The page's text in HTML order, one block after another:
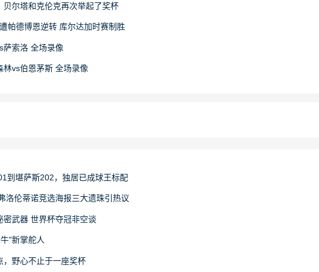
尔塔和克伦克再次举起了奖杯
帕德博恩逆转 库尔达加时赛制胜
萨索洛 全场录像
vs伯恩茅斯 全场录像
到堪萨斯202，独居已成球王标配
洛伦蒂诺竞选海报三大遗珠引热议
武器 世界杯夺冠非空谈
"新掌舵人
，野心不止于一座奖杯